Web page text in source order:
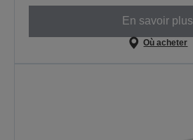
En savoir plus
Où acheter